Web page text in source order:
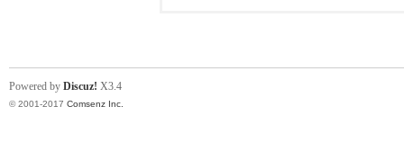
Powered by Discuz! X3.4
© 2001-2017 Comsenz Inc.